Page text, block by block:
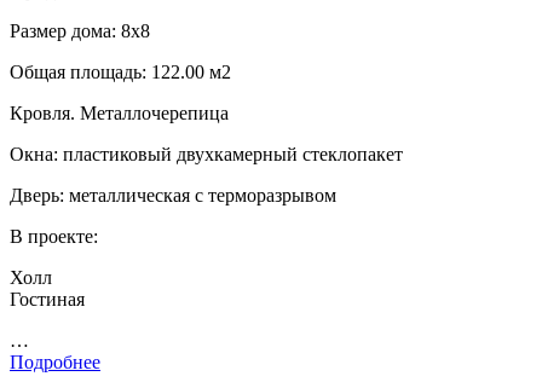
Размер дома: 8х8
Общая площадь: 122.00 м2
Кровля. Металлочерепица
Окна: пластиковый двухкамерный стеклопакет
Дверь: металлическая с терморазрывом
В проекте:
Холл
Гостиная
…
Подробнее